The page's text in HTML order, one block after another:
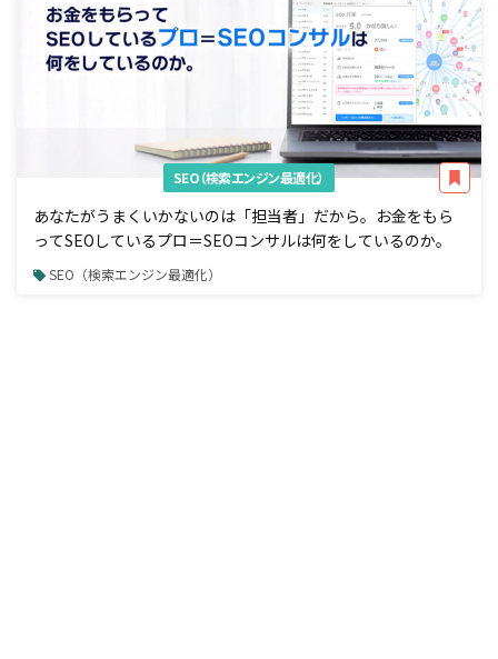
SEO（検索エンジン最適化）
あなたがうまくいかないのは「担当者」だから。お金をもら
ってSEOしているプロ＝SEOコンサルは何をしているのか。
SEO（検索エンジン最適化）